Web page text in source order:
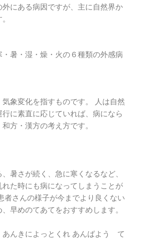
にある病因ですが、 主に自然界か
暑・湿・燥・ 火の６種類の外感病
象変化を指すものです。 人は自然
に素直に応じていれば、 病になら
方・漢方の考え方です。
暑さが続く、急に寒くなるなど、
れた時にも病になってしまうことが
者さんの様子が今までより良くない
早めのてあてをおすすめします。
んきによっとくれ あんばよう て